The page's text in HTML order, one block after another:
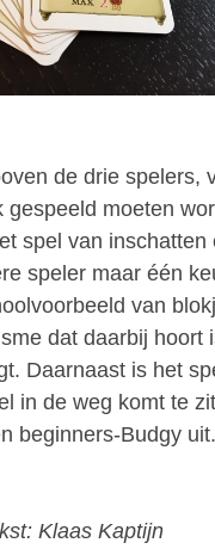
de drie spelers,
moeten
spel van inschatten
speler maar één
van
dat daarbij hoort
Daarnaast is het
in de weg komt te
beginners-Budgy uit.
Klaas Kaptijn